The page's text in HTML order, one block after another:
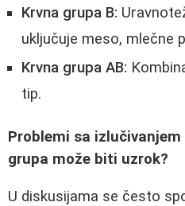
Krvna grupa B:
uključuje meso, mlečne
Krvna grupa AB:
tip.
Problemi sa
grupa može biti uzrok?
U diskusijama se često